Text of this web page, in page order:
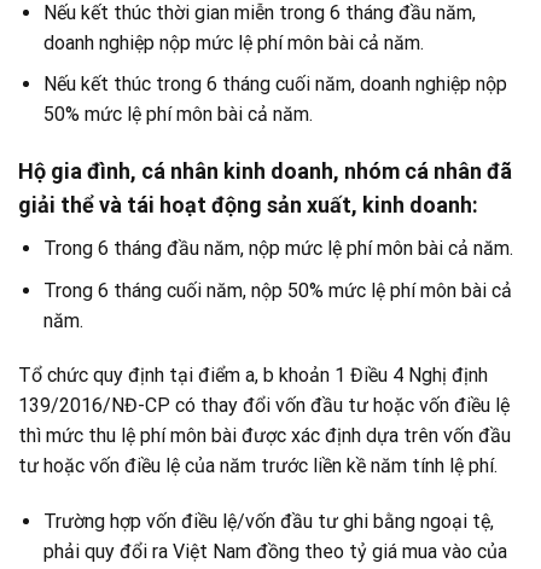
Nếu kết thúc thời gian miễn trong 6 tháng đầu năm,
doanh nghiệp nộp mức lệ phí môn bài cả năm.
Nếu kết thúc trong 6 tháng cuối năm, doanh nghiệp nộp
50% mức lệ phí môn bài cả năm.
Hộ gia đình, cá nhân kinh doanh, nhóm cá nhân đã
giải thể và tái hoạt động sản xuất, kinh doanh:
Trong 6 tháng đầu năm, nộp mức lệ phí môn bài cả năm.
Trong 6 tháng cuối năm, nộp 50% mức lệ phí môn bài cả
năm.
Tổ chức quy định tại điểm a, b khoản 1 Điều 4 Nghị định
139/2016/NĐ-CP có thay đổi vốn đầu tư hoặc vốn điều lệ
thì mức thu lệ phí môn bài được xác định dựa trên vốn đầu
tư hoặc vốn điều lệ của năm trước liền kề năm tính lệ phí.
Trường hợp vốn điều lệ/vốn đầu tư ghi bằng ngoại tệ,
phải quy đổi ra Việt Nam đồng theo tỷ giá mua vào của